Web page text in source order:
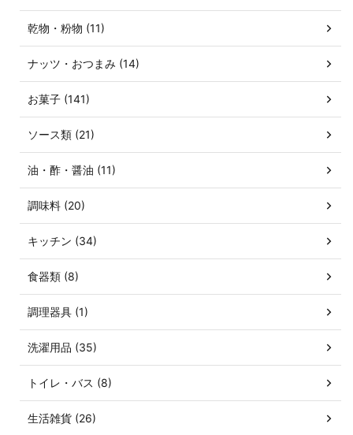
乾物・粉物 (11)
ナッツ・おつまみ (14)
お菓子 (141)
ソース類 (21)
油・酢・醤油 (11)
調味料 (20)
キッチン (34)
食器類 (8)
調理器具 (1)
洗濯用品 (35)
トイレ・バス (8)
生活雑貨 (26)